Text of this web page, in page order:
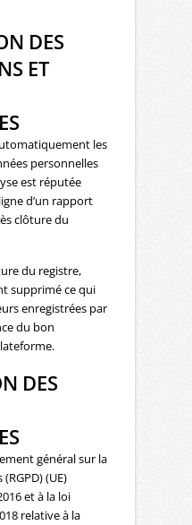
DES
ET
les
personnelles
est réputée
d’un rapport
clôture du
du registre,
supprimé ce qui
enregistrées par
du bon
DES
général sur la
(UE)
et à la loi
relative à la